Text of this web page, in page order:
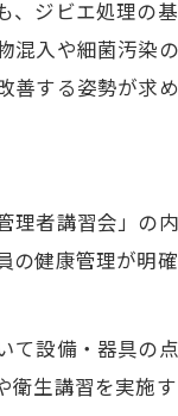
ジビエ処理の
入や細菌汚染
する姿勢が求め
者講習会」の
健康管理が明
設備・器具の
生講習を実施